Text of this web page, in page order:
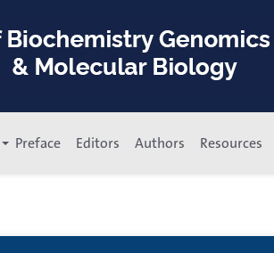
Preface Editors Authors Resources